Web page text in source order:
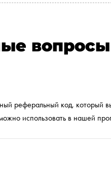
вопросы
реферальный код,
использовать в нашей